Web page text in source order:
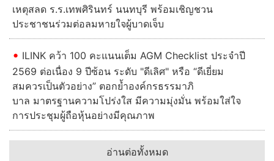
เหตุสลด ร.ร.เทพศิรินทร์ นนทบุรี พร้อมเชิญชวน
ประชาชนร่วมต่อลมหายใจผู้บาดเจ็บ
ILINK คว้า 100 คะแนนเต็ม AGM Checklist ประจำปี
2569 ต่อเนื่อง 9 ปีซ้อน ระดับ "ดีเลิศ" หรือ “ดีเยี่ยม
สมควรเป็นตัวอย่าง” ตอกย้ำองค์กรธรรมาภิ
บาล มาตรฐานความโปร่งใส มีความมุ่งมั่น พร้อมใส่ใจ
การประชุมผู้ถือหุ้นอย่างมีคุณภาพ
อ่านต่อทั้งหมด